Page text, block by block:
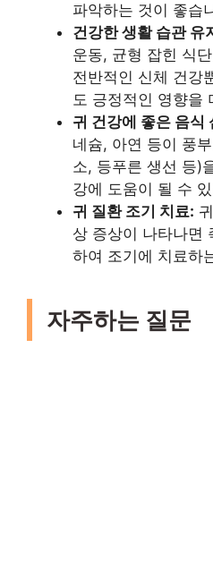
파악하는 것이 좋습
건강한 생활 습관 유
운동, 균형 잡힌 식
전반적인 신체 건강
도 긍정적인 영향을
귀 건강에 좋은 음식
네슘, 아연 등이 풍
소, 등푸른 생선 등)
강에 도움이 될 수
귀 질환 조기 치료:
상 증상이 나타나면
하여 조기에 치료하
자주하는 질문